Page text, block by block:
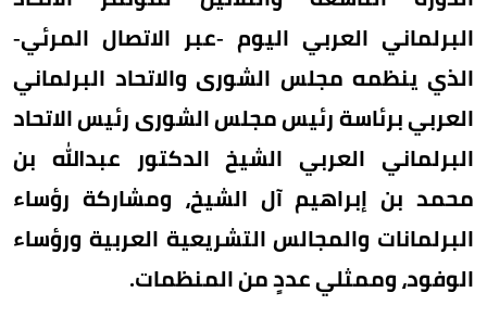
البرلماني العربي اليوم -عبر الاتصال المرئي-
الذي ينظمه مجلس الشورى والاتحاد البرلماني
العربي برئاسة رئيس مجلس الشورى رئيس الاتحاد
البرلماني العربي الشيخ الدكتور عبدالله بن
محمد بن إبراهيم آل الشيخ، ومشاركة رؤساء
البرلمانات والمجالس التشريعية العربية ورؤساء
الوفود، وممثلي عددٍ من المنظمات.